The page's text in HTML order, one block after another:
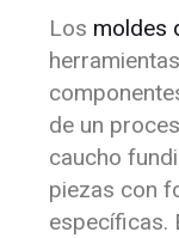
Los moldes
de un
caucho
piezas con
específicas.